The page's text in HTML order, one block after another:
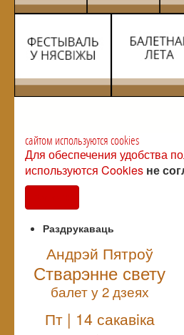
сайтом используются cookies
Для обеспечения удобства
используются Cookies не
Раздрукаваць
Андрэй Пятроў
Стварэнне свету
балет у 2 дзеях
Пт | 14 сакавiка